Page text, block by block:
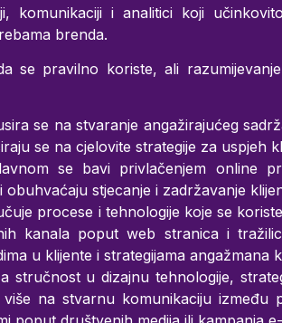
komunikaciji i analitici koji
brenda.
se pravilno koriste, ali
se na stvaranje angažirajućeg
se na cjelovite strategije za uspjeh
se bavi privlačenjem online
stjecanje i zadržavanje
procese i tehnologije koje se
kanala poput web stranica i
u klijente i strategijama angažmana
stručnost u dizajnu tehnologije,
na stvarnu komunikaciju između